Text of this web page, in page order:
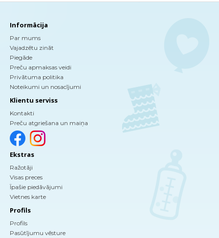
Informācija
Par mums
Vajadzētu zināt
Piegāde
Preču apmaksas veidi
Privātuma politika
Noteikumi un nosacījumi
Klientu serviss
Kontakti
Preču atgriešana un maiņa
Ekstras
Ražotāji
Visas preces
Īpašie piedāvājumi
Vietnes karte
Profils
Profils
Pasūtījumu vēsture